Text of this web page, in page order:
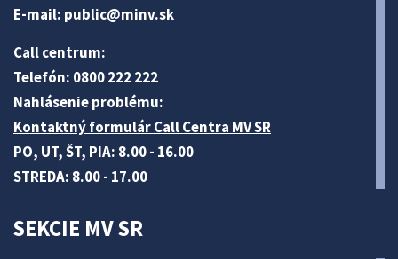
E-mail: public@minv.sk
Call centrum:
Telefón: 0800 222 222
Nahlásenie problému:
Kontaktný formulár Call Centra MV SR
PO, UT, ŠT, PIA: 8.00 - 16.00
STREDA: 8.00 - 17.00
SEKCIE MV SR